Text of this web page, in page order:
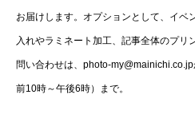
お届けします。オプションとして、イ
入れやラミネート加工、記事全体のプリ
問い合わせは、photo-
前10時～午後6時）まで。